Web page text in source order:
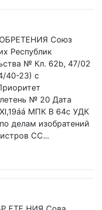
Союз
Республик
№ Кл. 62b, 47/02
40-23) с
№ 20 Дата
МПК В 64с УДК
делам изобратений
СС...